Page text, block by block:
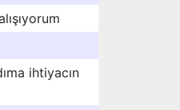
ihtiyacın